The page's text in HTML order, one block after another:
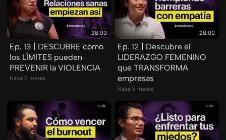
28:00
Ep. 13 | DESCUBRE cómo
los LÍMITES pueden
PREVENIR la VIOLENCIA
Hace 5 meses
28:00
Ep. 12 | Descubre el
LIDERAZGO FEMENINO
que TRANSFORMA
empresas
Hace 5 meses